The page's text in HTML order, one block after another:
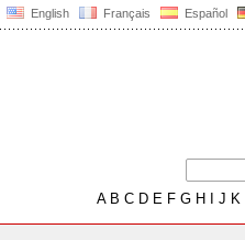
English Français Español
AB C D E F G H J K